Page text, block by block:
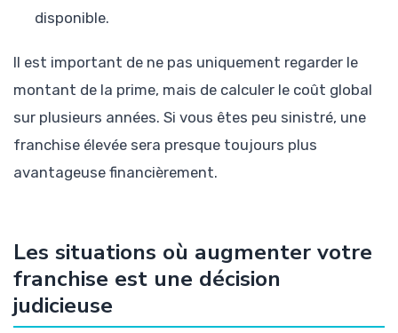
disponible.
Il est important de ne pas uniquement regarder le
montant de la prime, mais de calculer le coût global
sur plusieurs années. Si vous êtes peu sinistré, une
franchise élevée sera presque toujours plus
avantageuse financièrement.
Les situations où augmenter votre
franchise est une décision
judicieuse